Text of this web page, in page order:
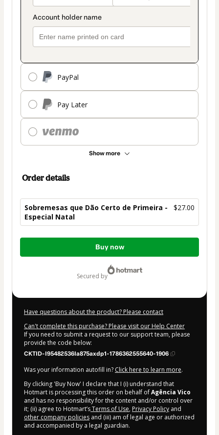
PayPal
Pay Later
Show more
Order details
Sobremesas que Dão Certo de Primeira -
Especial Natal
$27.00
Total
Buy now
secured by
Have questions about the product? Please contact
Can't complete this purchase? Please visit our Help Center
If you need to submit a request to our support team, please
provide the code below:
CKTID-I95482536Ia875axdp1-1786362555640-1906
Was your information autofill in? Click here to learn more.
By clicking 'Buy Now' I declare that I (i) understand that
Hotmart is processing this order on behalf ofAgência Vico
and has no responsibility for the content and/or control over
it; (ii) agree to Hotmart’sTerms of Use, Privacy Policy and
other company policies and (iii) am of legal age or authorized
and accompanied by a legal guardian.